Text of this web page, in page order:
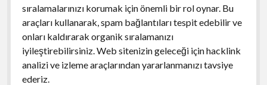
sıralamalarınızı korumak için önemli bir rol oynar. Bu
araçları kullanarak, spam bağlantıları tespit edebilir ve
onları kaldırarak organik sıralamanızı
iyileştirebilirsiniz. Web sitenizin geleceği için hacklink
analizi ve izleme araçlarından yararlanmanızı tavsiye
ederiz.